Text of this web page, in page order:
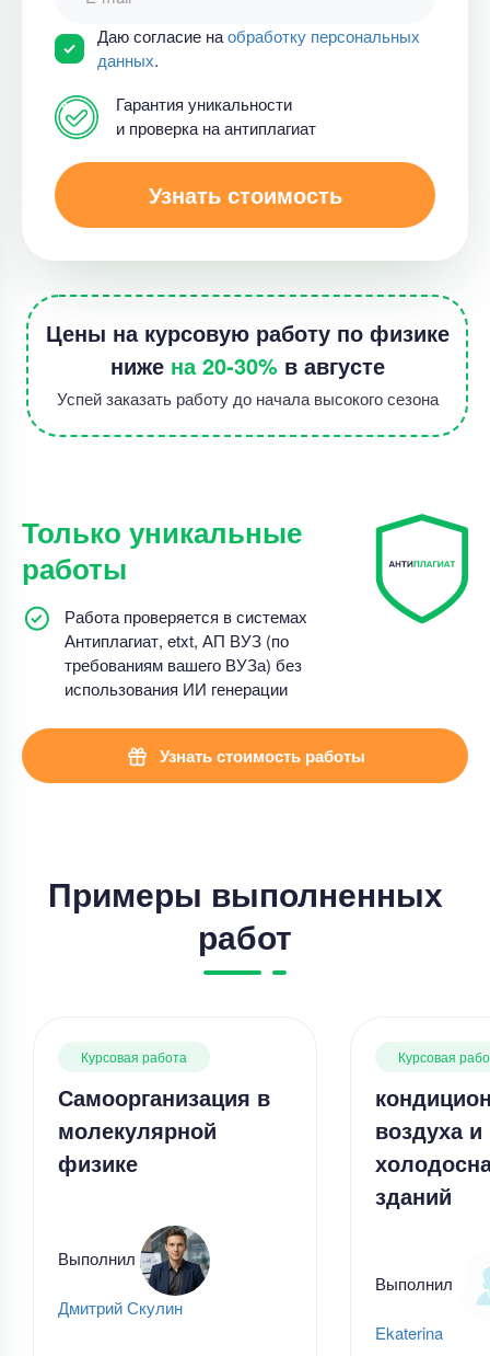
Даю согласие наобработку персональных
данных.
Гарантия уникальности
и проверка на антиплагиат
Узнать стоимость
Цены на курсовую работу по физике
ниже на 20-30%в августе
Успей заказать работу до начала высокого сезона
Только уникальные
работы
Работа проверяется в системах
Антиплагиат, etxt, АП ВУЗ (по
требованиям вашего ВУЗа) без
использования ИИ генерации
Узнать стоимость работы
Примеры выполненных
работ
Курсовая работа
Самоорганизация в
молекулярной
физике
Выполнил
Дмитрий Скулин
Курсовая
воздуха и
зданий
Выполнил
Ekaterina